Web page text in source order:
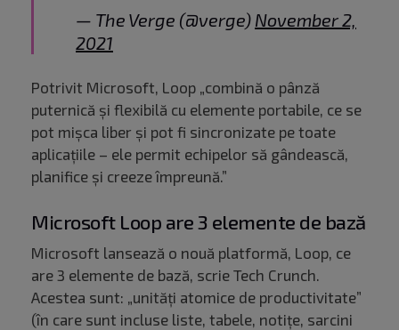
— The Verge (@verge) November 2,
2021
Potrivit Microsoft, Loop „combină o pânză
puternică și flexibilă cu elemente portabile, ce se
pot mișca liber și pot fi sincronizate pe toate
aplicațiile – ele permit echipelor să gândească,
planifice și creeze împreună.”
Microsoft Loop are 3 elemente de bază
Microsoft lansează o nouă platformă, Loop, ce
are 3 elemente de bază, scrie Tech Crunch.
Acestea sunt: „unități atomice de productivitate”
(în care sunt incluse liste, tabele, notițe, sarcini